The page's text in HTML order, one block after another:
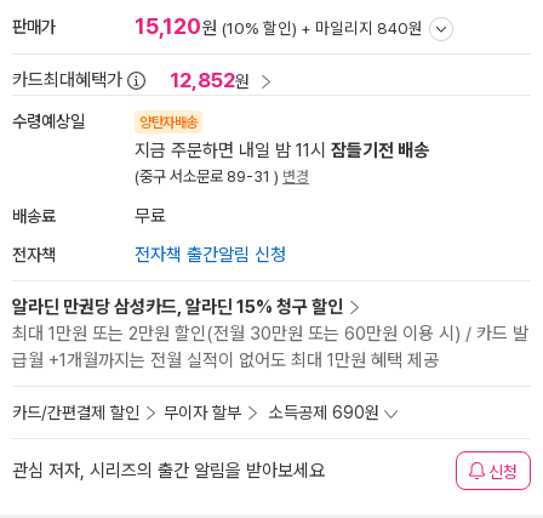
판매가 15,120원 (10% 할인) + 마일리지 840원
카드최대혜택가 12,852원
수령예상일 양탄자배송
지금 주문하면 내일 밤 11시 잠들기전 배송
(중구 서소문로 89-31 ) 변경
배송료 무료
전자책 전자책 출간알림 신청
알라딘 만권당 삼성카드, 알라딘 15% 청구 할인
최대 1만원 또는 2만원 할인(전월 30만원 또는 60만원 이용 시) / 카드 발
급월 +1개월까지는 전월 실적이 없어도 최대 1만원 혜택 제공
카드/간편결제 할인 무이자 할부 소득공제 690원
관심 저자, 시리즈의 출간 알림을 받아보세요 신청